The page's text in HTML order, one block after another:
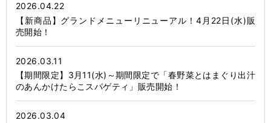
2026.04.22
【新商品】グランドメニューリニューアル！4月22日(水)販
売開始！
2026.03.11
【期間限定】3月11(水)～期間限定で「春野菜とはまぐり出汁
のあんかけたらこスパゲティ」販売開始！
2026.03.04